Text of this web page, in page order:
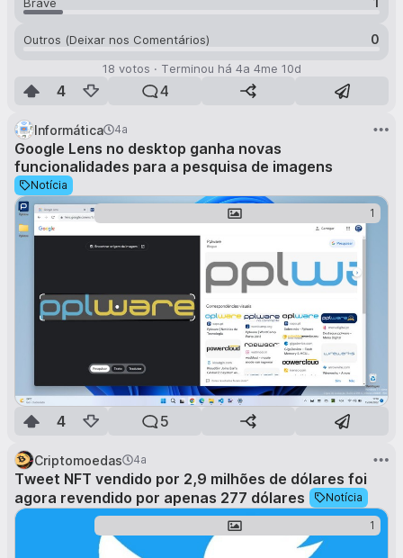
Brave
Outros (Deixar nos Comentários) 0
18 votos · Terminou há 4a 4me 10d
4 4
Informática 4a
Google Lens no desktop ganha novas
funcionalidades para a pesquisa de imagens
Notícia
1
4 5
Criptomoedas 4a
Tweet NFT vendido por 2,9 milhões de dólares foi
agora revendido por apenas 277 dólares
Notícia
1